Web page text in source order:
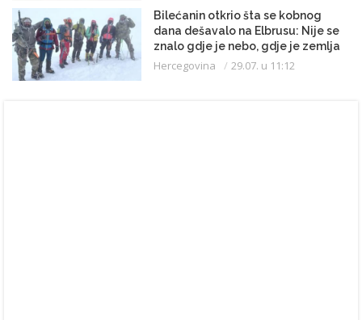
Bilećanin otkrio šta se kobnog
dana dešavalo na Elbrusu: Nije se
znalo gdje je nebo, gdje je zemlja
Hercegovina 29.07. u 11:12